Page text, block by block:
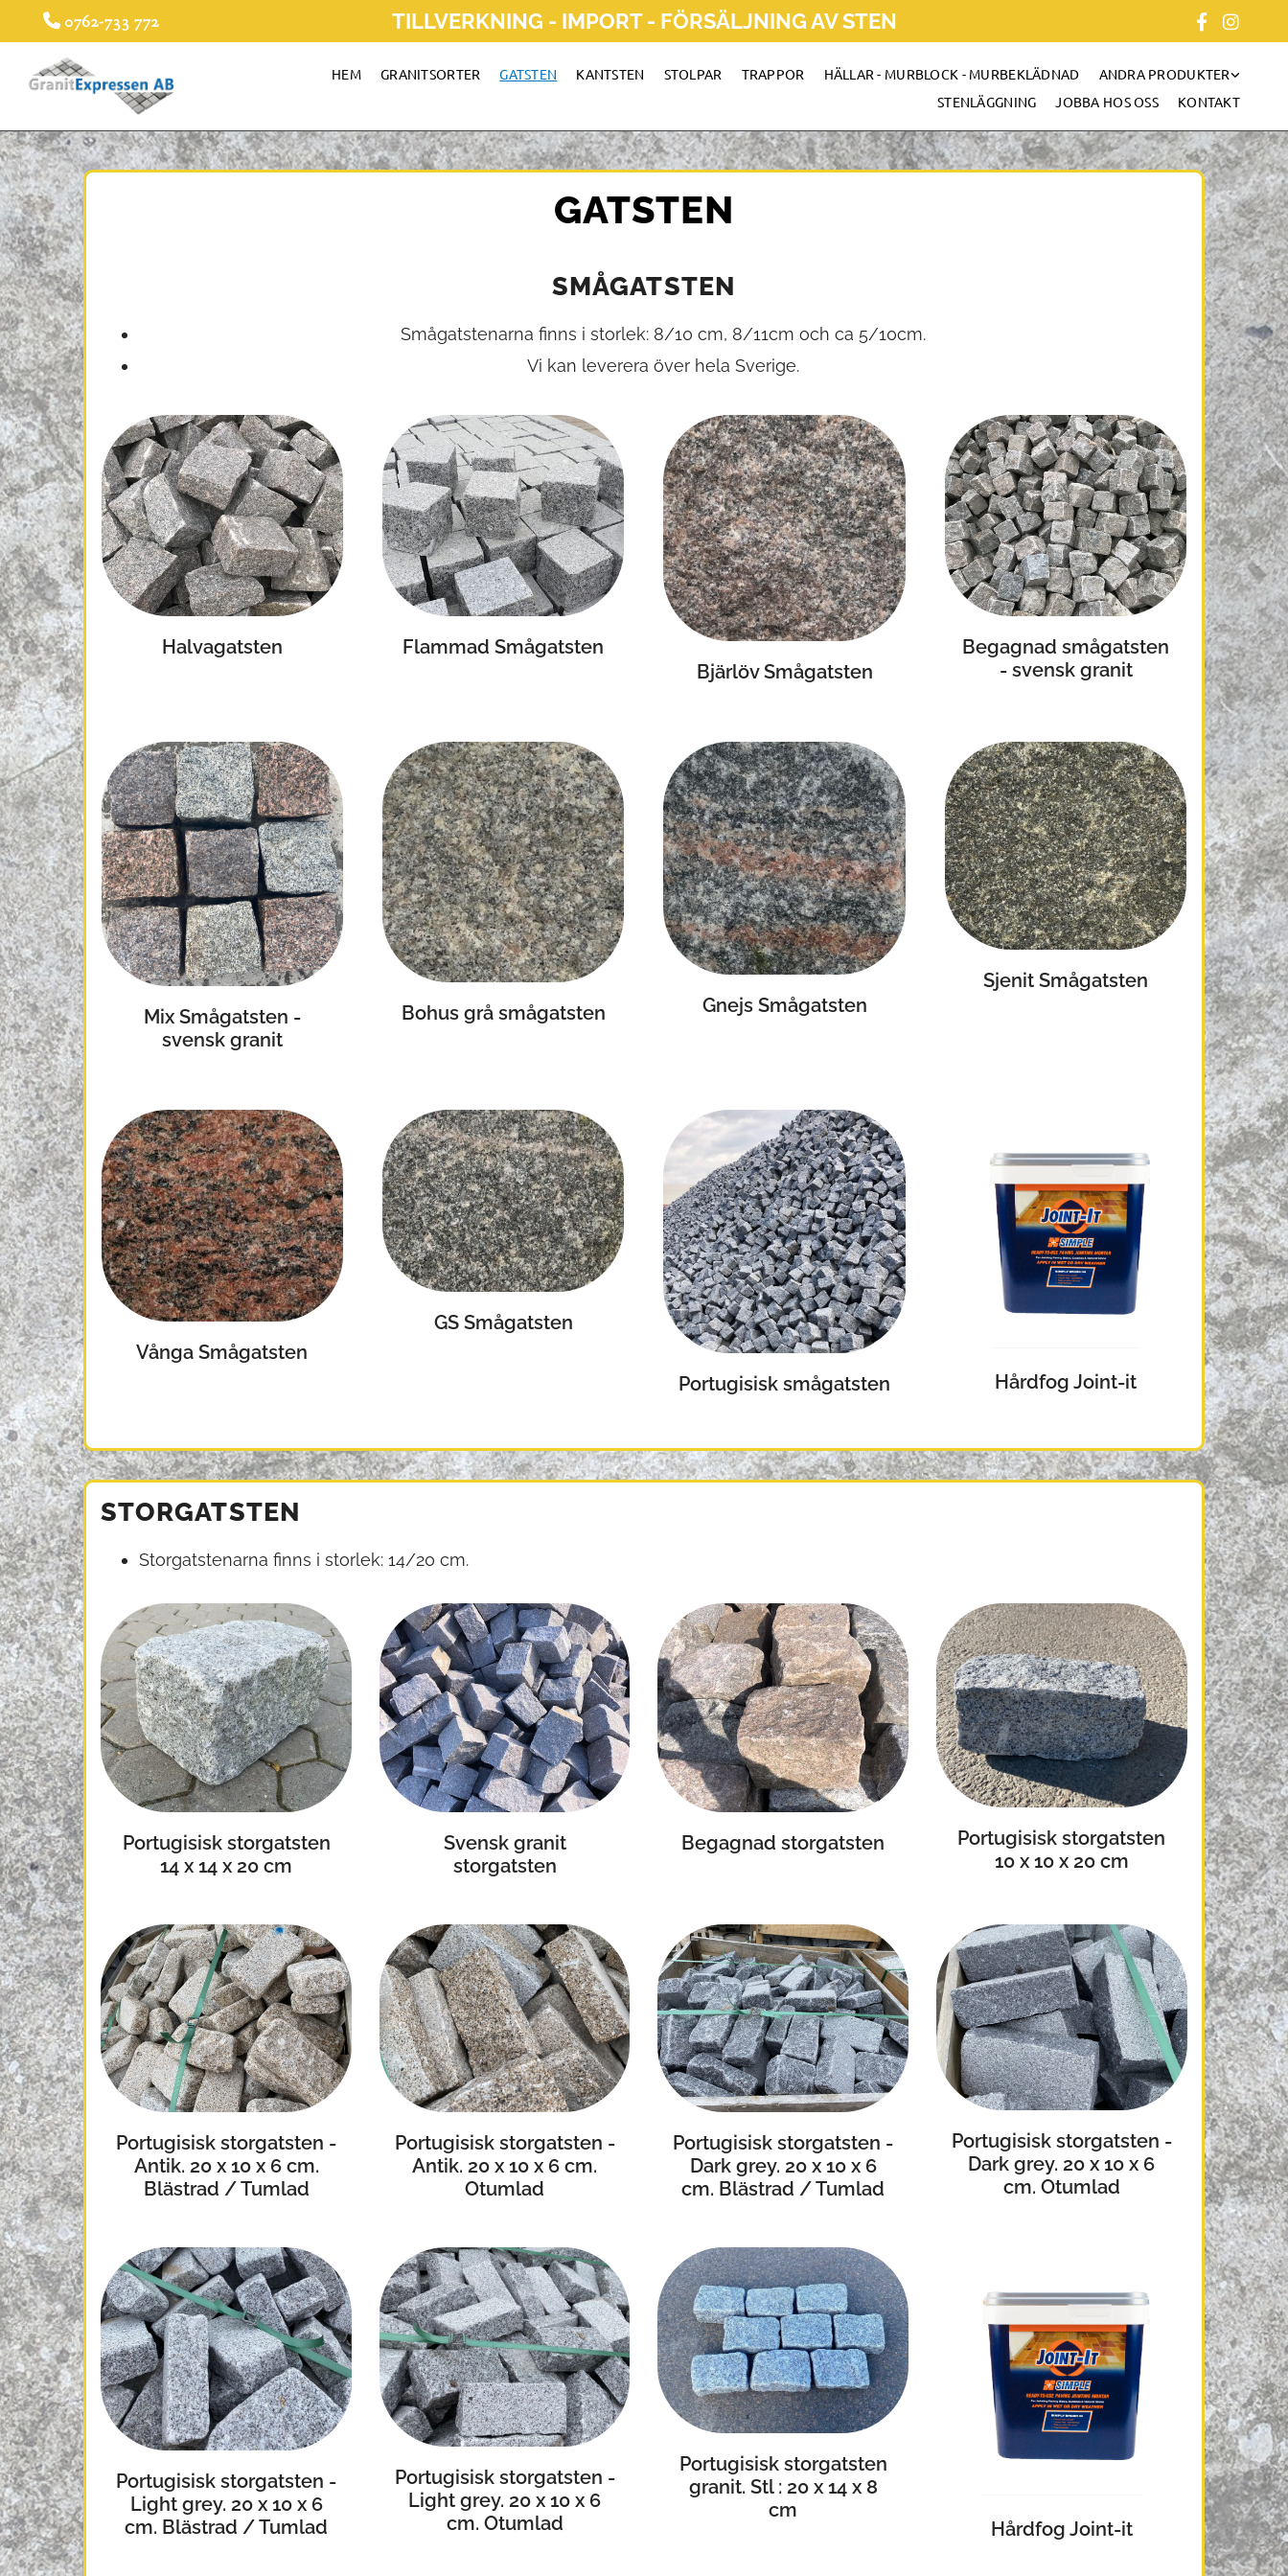
 0762-733 772 TILLVERKNING - IMPORT - FÖRSÄLJNING AV STEN
HEM GRANITSORTER GATSTEN KANTSTEN STOLPAR TRAPPOR HÄLLAR - MURBLOCK - MURBEKLÄDNAD
ANDRA PRODUKTER
STENLÄGGNING
JOBBA HOS OSS KONTAKT
GATSTEN
SMÅGATSTEN
Smågatstenarna finns i storlek: 8/10 cm, 8/11cm och ca 5/10cm.
Vi kan leverera över hela Sverige.
Halvagatsten
Flammad Smågatsten
Bjärlöv Smågatsten
Begagnad smågatsten
- svensk granit
Mix Smågatsten -
svensk granit
Bohus grå smågatsten Gnejs Smågatsten
Sjenit Smågatsten
Vånga Smågatsten
GS Smågatsten
Portugisisk smågatsten Hårdfog Joint-it
STORGATSTEN
Storgatstenarna finns i storlek: 14/20 cm.
Portugisisk storgatsten
14 x 14 x 20 cm
Svensk granit
storgatsten
Begagnad storgatsten
Portugisisk storgatsten
10 x 10 x 20 cm
Portugisisk storgatsten -
Antik. 20 x 10 x 6 cm.
Blästrad / Tumlad
Portugisisk storgatsten -
Antik. 20 x 10 x 6 cm.
Otumlad
Portugisisk storgatsten -
Dark grey. 20 x 10 x 6
cm. Blästrad / Tumlad
Portugisisk storgatsten -
Dark grey. 20 x 10 x 6
cm. Otumlad
Portugisisk storgatsten -
Light grey. 20 x 10 x 6
cm. Blästrad / Tumlad
Portugisisk storgatsten -
Light grey. 20 x 10 x 6
cm. Otumlad
Portugisisk storgatsten
granit. Stl : 20 x 14 x 8
cm
Hårdfog Joint-it